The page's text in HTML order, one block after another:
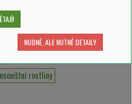
kurýrem, osobní odběr,
rostliny
NUDNÉ, ALE NUTNÉ DETAILY